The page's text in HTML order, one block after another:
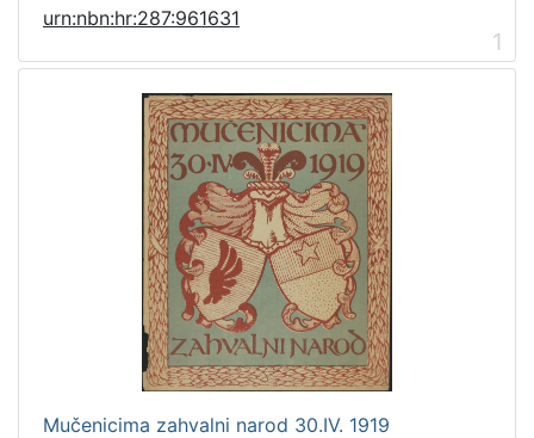
urn:nbn:hr:287:961631
1
Mučenicima zahvalni narod 30.IV. 1919